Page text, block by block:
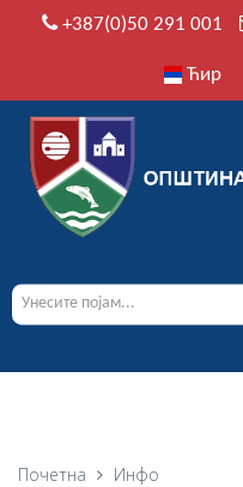
+387(0)50 291 001
Ћир
Почетна Инфо